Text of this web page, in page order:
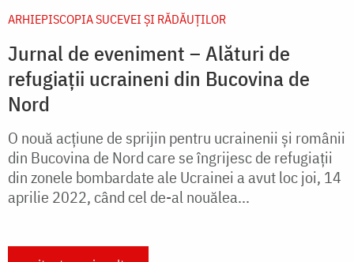
ARHIEPISCOPIA SUCEVEI ŞI RĂDĂUŢILOR
Jurnal de eveniment – Alături de
refugiații ucraineni din Bucovina de
Nord
O nouă acțiune de sprijin pentru ucrainenii și românii
din Bucovina de Nord care se îngrijesc de refugiații
din zonele bombardate ale Ucrainei a avut loc joi, 14
aprilie 2022, când cel de-al nouălea...